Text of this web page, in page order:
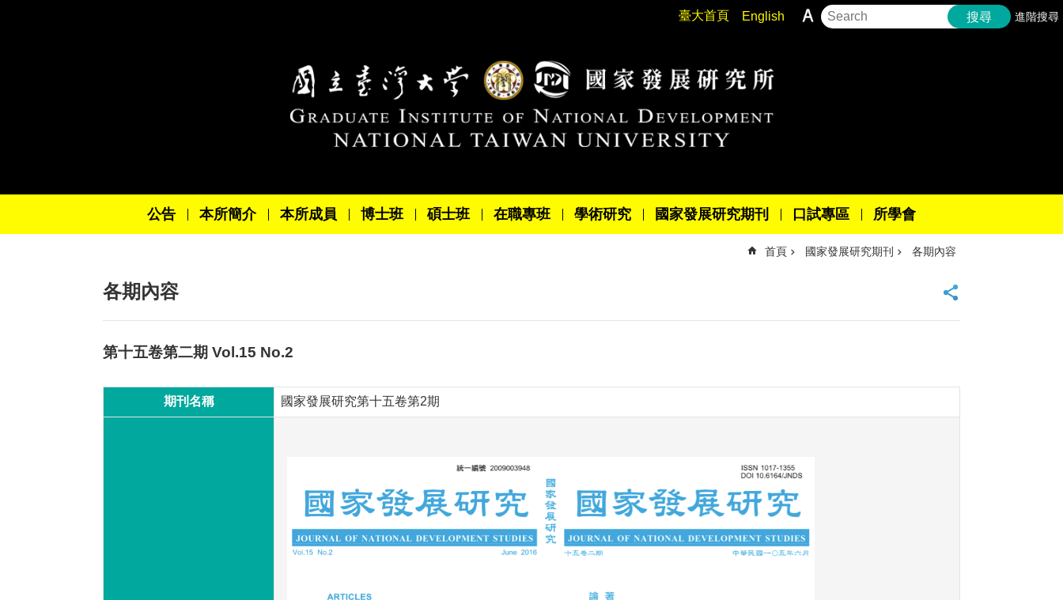
臺大首頁 English 搜尋 進階搜尋
公告 本所簡介 本所成員 博士班 碩士班 在職專班 學術研究 國家發展研究期刊 口試專區 所學會
首頁 國家發展研究期刊 各期內容
各期內容
第十五卷第二期 Vol.15 No.2
期刊名稱 國家發展研究第十五卷第2期